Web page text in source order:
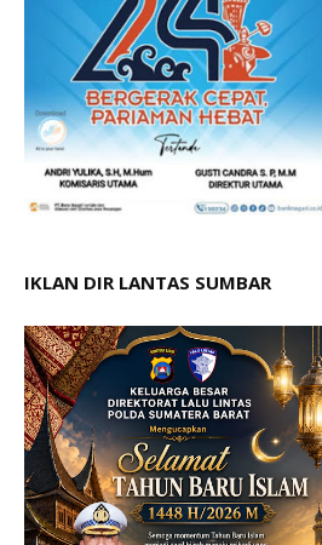
IKLAN DIR LANTAS SUMBAR